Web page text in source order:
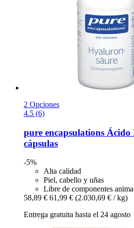
2 Opciones
4.5 (6)
pure encapsulations Ácido
cápsulas
-5%
Alta calidad
Piel, cabello y uñas
Libre de componentes
58,89 € 61,99 € (2.030,69 € / kg)
Entrega gratuita hasta el 24 agosto